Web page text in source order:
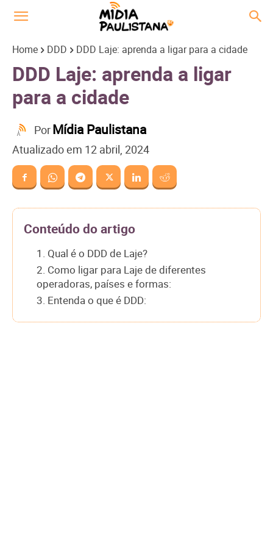
Home DDD DDD Laje: aprenda a ligar para a cidade
DDD Laje: aprenda a ligar
para a cidade
PorMídia Paulistana
Atualizado em 12 abril, 2024
Conteúdo do artigo
1. Qual é o DDD de Laje?
2. Como ligar para Laje de diferentes
operadoras, países e formas:
3. Entenda o que é DDD: